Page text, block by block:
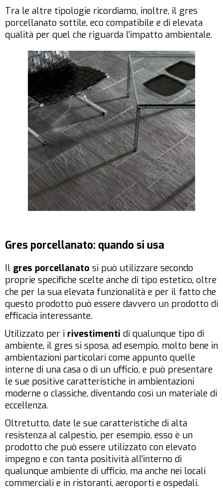
Tra le altre tipologie ricordiamo, inoltre, il gres
porcellanato sottile, eco compatibile e di elevata
qualità per quel che riguarda l’impatto ambientale.
Gres porcellanato: quando si usa
Il gres porcellanato si può utilizzare secondo
proprie specifiche scelte anche di tipo estetico, oltre
che per la sua elevata funzionalità e per il fatto che
questo prodotto può essere davvero un prodotto di
efficacia interessante.
Utilizzato per i rivestimenti di qualunque tipo di
ambiente, il gres si sposa, ad esempio, molto bene in
ambientazioni particolari come appunto quelle
interne di una casa o di un ufficio, e può presentare
le sue positive caratteristiche in ambientazioni
moderne o classiche, diventando così un materiale di
eccellenza.
Oltretutto, date le sue caratteristiche di alta
resistenza al calpestio, per esempio, esso è un
prodotto che può essere utilizzato con elevato
impegno e con tanta positività all’interno di
qualunque ambiente di ufficio, ma anche nei locali
commerciali e in ristoranti, aeroporti e ospedali.